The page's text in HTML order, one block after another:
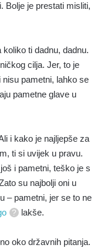
Bolje je prestati misliti,
ti dadnu, dadnu.
cilja. Jer, to je
nisu pametni, lahko se
pametne glave u
i kako je najljepše za
ti si uvijek u pravu.
i pametni, teško je s
su najbolji oni u
– pametni, jer se to ne
lakše.
oko državnih pitanja.